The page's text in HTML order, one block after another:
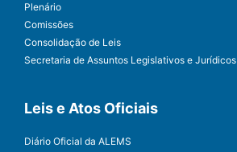
Plenário
Comissões
Consolidação de Leis
Secretaria de Assuntos Legislativos e Jurídicos
Leis e Atos Oficiais
Diário Oficial da ALEMS